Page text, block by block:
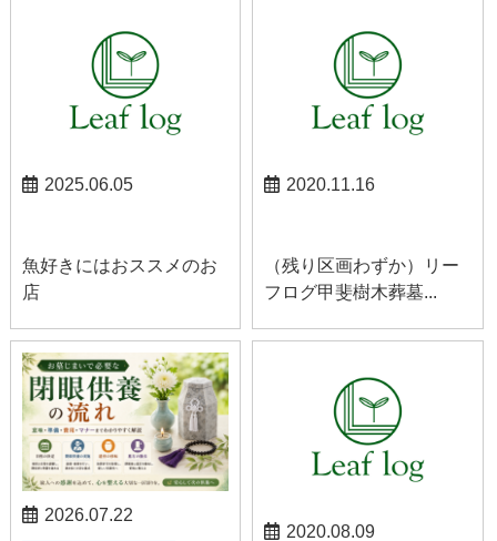
2025.06.05
魚好きにはおススメのお
店
2020.11.16
（残り区画わずか）リー
フログ甲斐樹木葬墓...
2026.07.22
2020.08.09